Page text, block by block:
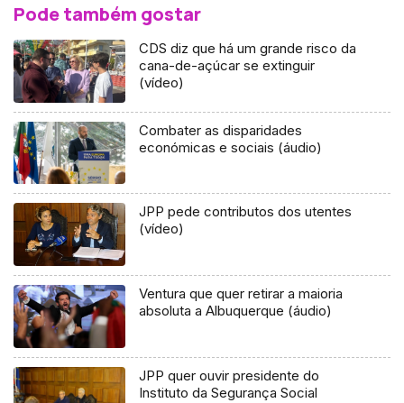
Pode também gostar
CDS diz que há um grande risco da
cana-de-açúcar se extinguir
(vídeo)
Combater as disparidades
económicas e sociais (áudio)
JPP pede contributos dos utentes
(vídeo)
Ventura que quer retirar a maioria
absoluta a Albuquerque (áudio)
JPP quer ouvir presidente do
Instituto da Segurança Social